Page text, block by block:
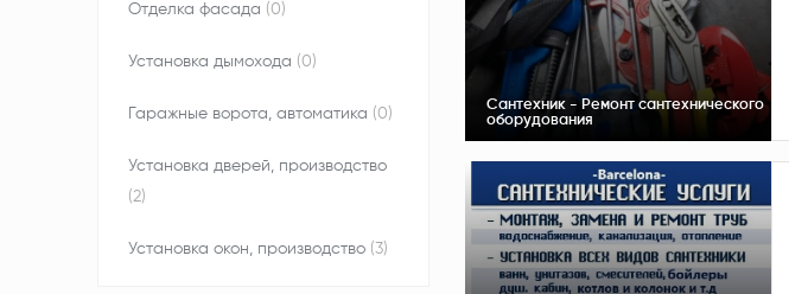
Отделка фасада (0)
Установка дымохода (0)
Гаражные ворота, автоматика (0)
Установка дверей, производство
(2)
Установка окон, производство (3)
Сантехник - Ремонт сантехнического
оборудования